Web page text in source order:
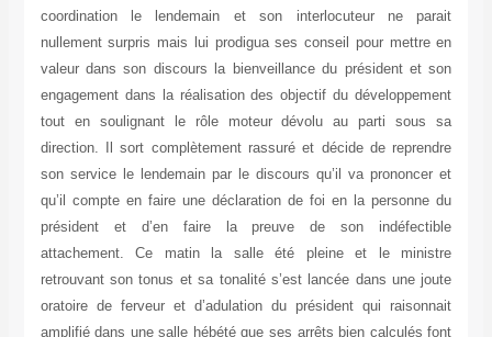
coordination le lendemain et son interlocuteur ne parait
nullement surpris mais lui prodigua ses conseil pour mettre en
valeur dans son discours la bienveillance du président et son
engagement dans la réalisation des objectif du développement
tout en soulignant le rôle moteur dévolu au parti sous sa
direction. Il sort complètement rassuré et décide de reprendre
son service le lendemain par le discours qu’il va prononcer et
qu’il compte en faire une déclaration de foi en la personne du
président et d’en faire la preuve de son indéfectible
attachement. Ce matin la salle été pleine et le ministre
retrouvant son tonus et sa tonalité s’est lancée dans une joute
oratoire de ferveur et d’adulation du président qui raisonnait
amplifié dans une salle hébété que ses arrêts bien calculés font